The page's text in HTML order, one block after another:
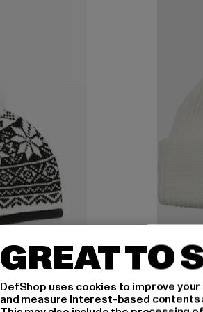
GREAT TO
DefShop uses cookies to improve
and measure interest-based contents